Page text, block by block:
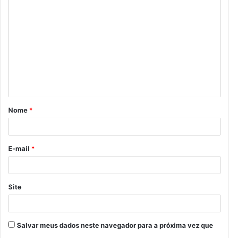
á
r
*
Nome *
E-mail *
Site
Salvar meus dados neste navegador para a próxima vez que